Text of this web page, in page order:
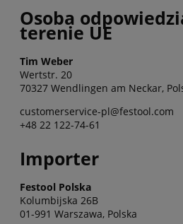
Osoba
terenie UE
Tim Weber
Wertstr. 20
70327 Wendlingen am Neckar,
customerservice-pl@festool.com
+48 22 122-74-61
Importer
Festool Polska
Kolumbijska 26B
01-991 Warszawa, Polska